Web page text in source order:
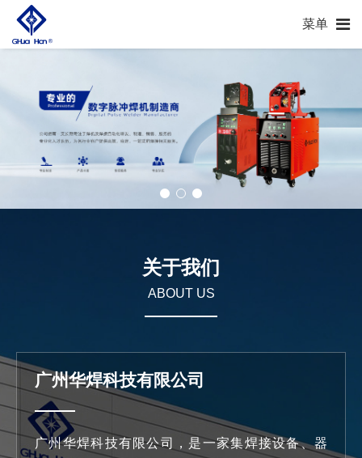
菜单
关于我们
ABOUT US
广州华焊科技有限公司
广州华焊科技有限公司，是一家集焊接设备、器